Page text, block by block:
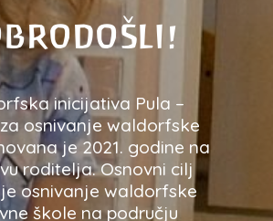
inicijativa Pula –
osnivanje waldorfske
je 2021. godine na
roditelja. Osnovni cilj
osnivanje waldorfske
škole na području